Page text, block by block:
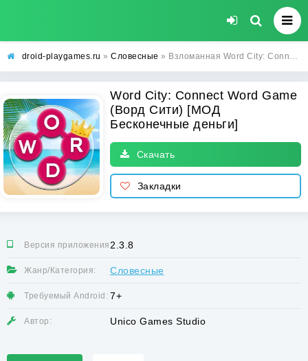
droid-playgames.ru » Словесные » Взломанная Word City: Connect Word Game (Ворд Сити) [МОД Бесконечные деньги] - последняя версия apk на Андроид
Word City: Connect Word Game
(Ворд Сити) [МОД
Бесконечные деньги]
Скачать
Закладки
Версия приложения:2.3.8
Жанр/Категория: Словесные
Требуемый Android: 7+
Автор: Unico Games Studio